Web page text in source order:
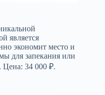
является
экономит место и
для запекания или
Цена: 34 000 ₽.